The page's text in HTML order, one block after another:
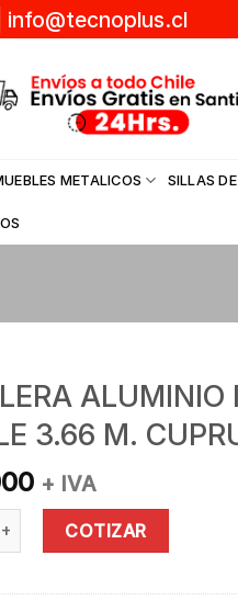
info@tecnoplus.cl
METALICOS SILLAS
ALUMINIO
3.66 M.
+ IVA
ALUMINIO RECTA SIMPLE
COTIZAR